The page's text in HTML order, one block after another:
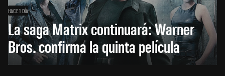
HACE 1 DÍA
La saga Matrix continuará: Warner
Bros. confirma la quinta película